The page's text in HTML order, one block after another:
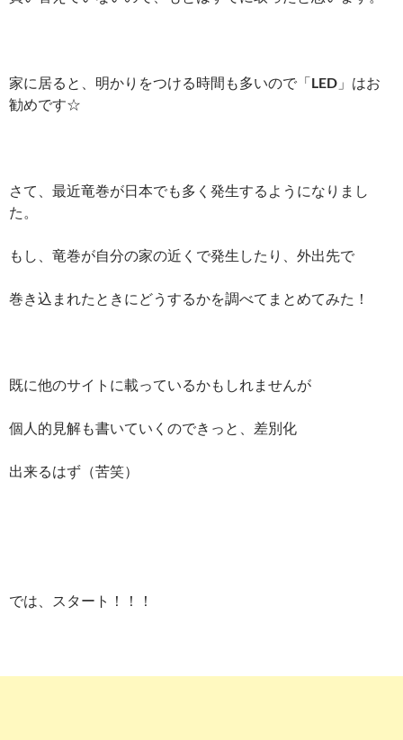
家に居ると、明かりをつける時間も多いので「LED 」はお
勧めです☆
さて、最近竜巻が日本でも多く発生するようになりまし
た。
もし、竜巻が自分の家の近くで発生したり、外出先で
巻き込まれたときにどうするかを調べてまとめてみた！
既に他のサイトに載っているかもしれませんが
個人的見解も書いていくのできっと、差別化
出来るはず（苦笑）
では、スタート！！！